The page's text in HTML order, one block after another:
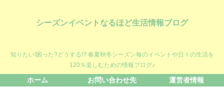
シーズンイベントなるほど生活情報ブログ
知りたい!困った?どうする!? 春夏秋冬シーズン毎のイベントや日々の生活を
120％楽しむための情報ブログ♪
ホーム お問い合わせ先 運営者情報